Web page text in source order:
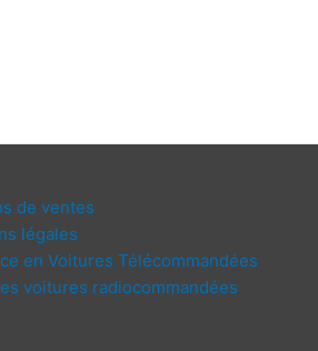
de ventes
légales
en Voitures Télécommandées
voitures radiocommandées